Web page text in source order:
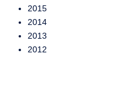
2015
2014
2013
2012